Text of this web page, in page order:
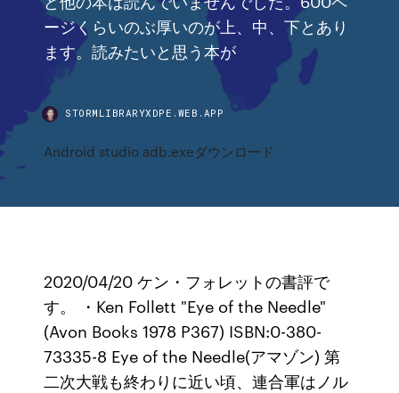
ージくらいのぶ厚いのが上、中、下とあり
ます。読みたいと思う本が
STORMLIBRARYXDPE.WEB.APP
Android studio adb.exeダウンロード
2020/04/20 ケン・フォレットの書評で
す。 ・Ken Follett "Eye of the Needle"
(Avon Books 1978 P367) ISBN:0-380-
73335-8 Eye of the Needle(アマゾン) 第
二次大戦も終わりに近い頃、連合軍はノル